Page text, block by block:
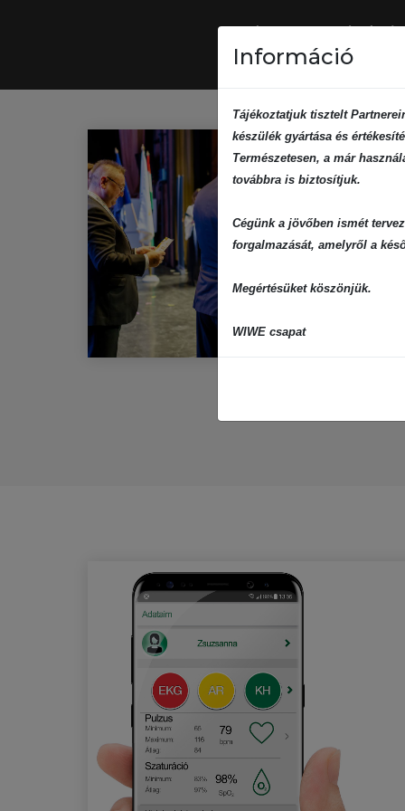
Információ
Tájékoztatjuk tisztelt
készülék gyártása és
Természetesen, a már
továbbra is biztosítjuk.
Cégünk a jövőben ismét
forgalmazását, amelyről a
Megértésüket köszönjük.
WIWE csapat